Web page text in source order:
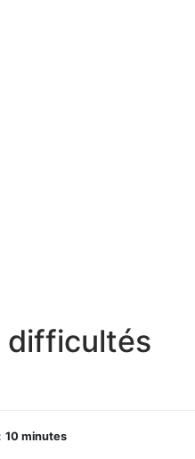
difficultés
10 minutes